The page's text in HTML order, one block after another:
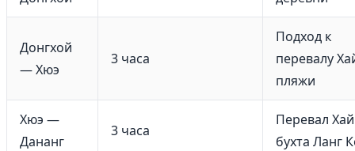
Донгхой
— Хюэ
3 часа
Подход к
перевалу
пляжи
Хюэ —
Дананг
3 часа
Перевал
бухта Ланг